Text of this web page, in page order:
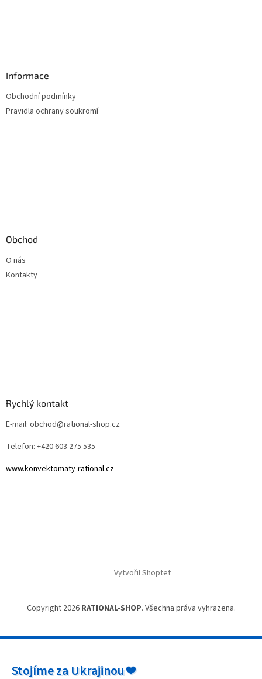
Informace
Obchodní podmínky
Pravidla ochrany soukromí
Obchod
O nás
Kontakty
Rychlý kontakt
E-mail: obchod@rational-shop.cz
Telefon: +420 603 275 535
www.konvektomaty-rational.cz
Vytvořil Shoptet
Copyright 2026 RATIONAL-SHOP. Všechna práva vyhrazena.
Stojíme za Ukrajinou ❤️